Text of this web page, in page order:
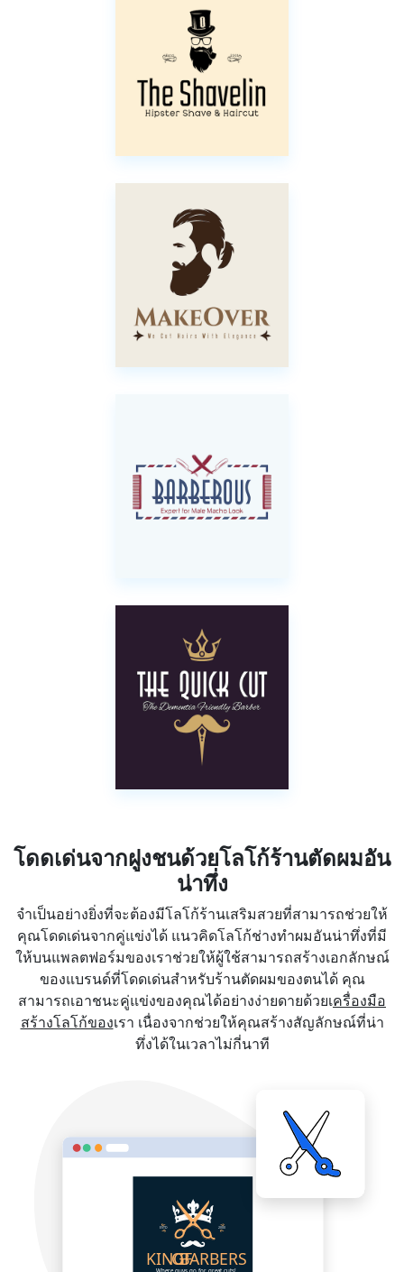
โดดเด่นจากฝูงชนด้วยโลโก้ร้านตัดผมอัน
น่าทึ่ง
จำเป็นอย่างยิ่งที่จะต้องมีโลโก้ร้านเสริมสวยที่สามารถช่วยให้
คุณโดดเด่นจากคู่แข่งได้ แนวคิดโลโก้ช่างทำผมอันน่าทึ่งที่มี
ให้บนแพลตฟอร์มของเราช่วยให้ผู้ใช้สามารถสร้างเอกลักษณ์
ของแบรนด์ที่โดดเด่นสำหรับร้านตัดผมของตนได้ คุณ
สามารถเอาชนะคู่แข่งของคุณได้อย่างง่ายดายด้วยเครื่องมือ
สร้างโลโก้ของเรา เนื่องจากช่วยให้คุณสร้างสัญลักษณ์ที่น่า
ทึ่งได้ในเวลาไม่กี่นาที